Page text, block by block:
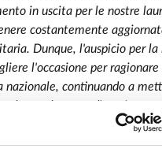
in uscita per le nostre
costantemente
Dunque, l'auspicio per la
l'occasione per ragionare
nazionale, continuando a